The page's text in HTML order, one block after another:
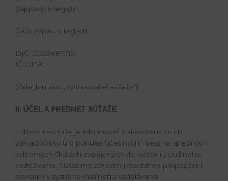
Zapísaný v registri:
Číslo zápisu v registri:
DIČ: 2020887715
IČ DPH:
(ďalej len ako „vyhlasovateľ súťaže“)
II. ÚČEL A PREDMET SÚŤAŽE
i. Účelom súťaže je informovať žiakov končiacich
základnú školu o ponuke učebných miest na stredných
odborných školách zapojených do systému duálneho
vzdelávania. Súťaž má zároveň pôsobiť na propagáciu
povolaní v systéme duálneho vzdelávania.